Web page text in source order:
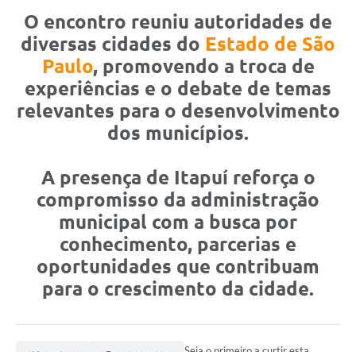
O encontro reuniu autoridades de
diversas cidades do Estado de São
Paulo, promovendo a troca de
experiências e o debate de temas
relevantes para o desenvolvimento
dos municípios.
A presença de Itapuí reforça o
compromisso da administração
municipal com a busca por
conhecimento, parcerias e
oportunidades que contribuam
para o crescimento da cidade.